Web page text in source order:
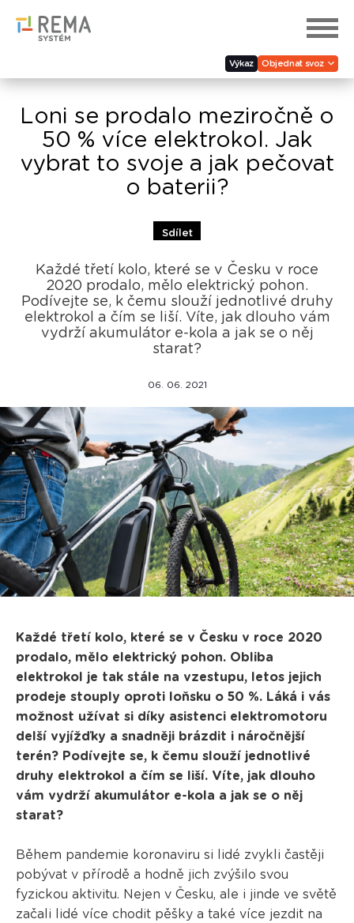
Výkaz Objednat svoz
Loni se prodalo meziročně o
50 % více elektrokol. Jak
vybrat to svoje a jak pečovat
o baterii?
Sdílet
Každé třetí kolo, které se v Česku v roce
2020 prodalo, mělo elektrický pohon.
Podívejte se, k čemu slouží jednotlivé druhy
elektrokol a čím se liší. Víte, jak dlouho vám
vydrží akumulátor e-kola a jak se o něj
starat?
06. 06. 2021
Každé třetí kolo, které se v Česku v roce 2020
prodalo, mělo elektrický pohon. Obliba
elektrokol je tak stále na vzestupu, letos jejich
prodeje stouply oproti loňsku o 50 %. Láká i vás
možnost užívat si díky asistenci elektromotoru
delší vyjížďky a snadněji brázdit i náročnější
terén? Podívejte se, k čemu slouží jednotlivé
druhy elektrokol a čím se liší. Víte, jak dlouho
vám vydrží akumulátor e-kola a jak se o něj
starat?
Během pandemie koronaviru si lidé zvykli častěji
pobývat v přírodě a hodně jich zvýšilo svou
fyzickou aktivitu. Nejen v Česku, ale i jinde ve světě
začali lidé více chodit pěšky a také více jezdit na